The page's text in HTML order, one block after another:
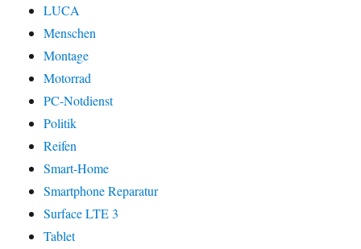
LUCA
Menschen
Montage
Motorrad
PC-Notdienst
Politik
Reifen
Smart-Home
Smartphone Reparatur
Surface LTE 3
Tablet